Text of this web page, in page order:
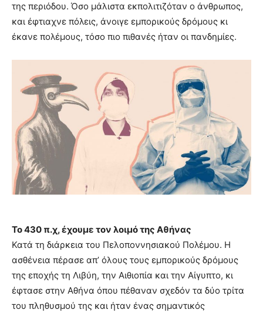
της περιόδου. Όσο μάλιστα εκπολιτιζόταν ο άνθρωπος,
και έφτιαχνε πόλεις, άνοιγε εμπορικούς δρόμους κι
έκανε πολέμους, τόσο πιο πιθανές ήταν οι πανδημίες.
Το 430 π.χ, έχουμε τον λοιμό της Αθήνας
Κατά τη διάρκεια του Πελοποννησιακού Πολέμου. Η
ασθένεια πέρασε απ’ όλους τους εμπορικούς δρόμους
της εποχής τη Λιβύη, την Αιθιοπία και την Αίγυπτο, κι
έφτασε στην Αθήνα όπου πέθαναν σχεδόν τα δύο τρίτα
του πληθυσμού της και ήταν ένας σημαντικός